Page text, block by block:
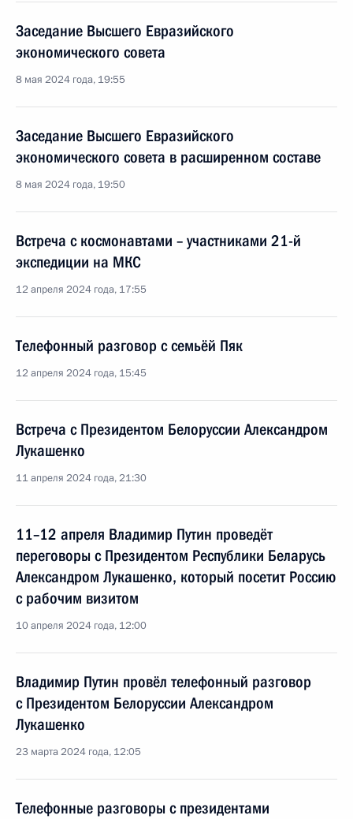
Заседание Высшего Евразийского
экономического совета
8 мая 2024 года, 19:55
Заседание Высшего Евразийского
экономического совета в расширенном составе
8 мая 2024 года, 19:50
Встреча с космонавтами – участниками 21-й
экспедиции на МКС
12 апреля 2024 года, 17:55
Телефонный разговор с семьёй Пяк
12 апреля 2024 года, 15:45
Встреча с Президентом Белоруссии Александром
Лукашенко
11 апреля 2024 года, 21:30
11–12 апреля Владимир Путин проведёт
переговоры с Президентом Республики Беларусь
Александром Лукашенко, который посетит Россию
с рабочим визитом
10 апреля 2024 года, 12:00
Владимир Путин провёл телефонный разговор
с Президентом Белоруссии Александром
Лукашенко
23 марта 2024 года, 12:05
Телефонные разговоры с президентами